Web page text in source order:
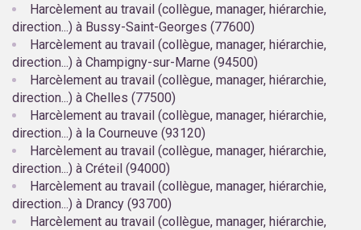
Harcèlement au travail (collègue, manager, hiérarchie,
direction...) à Bussy-Saint-Georges (77600)
Harcèlement au travail (collègue, manager, hiérarchie,
direction...) à Champigny-sur-Marne (94500)
Harcèlement au travail (collègue, manager, hiérarchie,
direction...) à Chelles (77500)
Harcèlement au travail (collègue, manager, hiérarchie,
direction...) à la Courneuve (93120)
Harcèlement au travail (collègue, manager, hiérarchie,
direction...) à Créteil (94000)
Harcèlement au travail (collègue, manager, hiérarchie,
direction...) à Drancy (93700)
Harcèlement au travail (collègue, manager, hiérarchie,